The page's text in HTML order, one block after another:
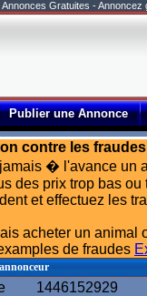
Annonces Gratuites -
Publier une Annonce
contre les
� l'avance un
des prix trop bas
et effectuez les
acheter un animal
de fraudes
1446152929